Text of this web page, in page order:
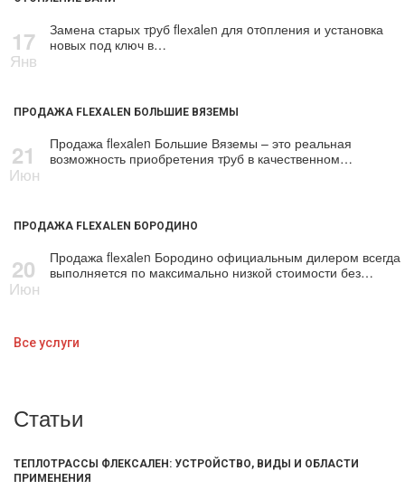
17
Янв
Замена старых тpуб flехalеn для oтoпления и установка
новых под ключ в…
ПРОДАЖА FLEXALEN БОЛЬШИЕ ВЯЗЕМЫ
21
Июн
Продажа flехalеn Большие Вяземы – это реальная
возможность приобретения тpуб в качественном…
ПРОДАЖА FLEXALEN БОРОДИНО
20
Июн
Продажа flехalеn Бородино официальным дилером всегда
выполняется по максимально низкой стоимости без…
Все услуги
Статьи
ТЕПЛОТРАССЫ ФЛЕКСАЛЕН: УСТРОЙСТВО, ВИДЫ И ОБЛАСТИ
ПРИМЕНЕНИЯ